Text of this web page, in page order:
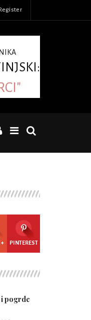
+ PINTEREST
pogrde